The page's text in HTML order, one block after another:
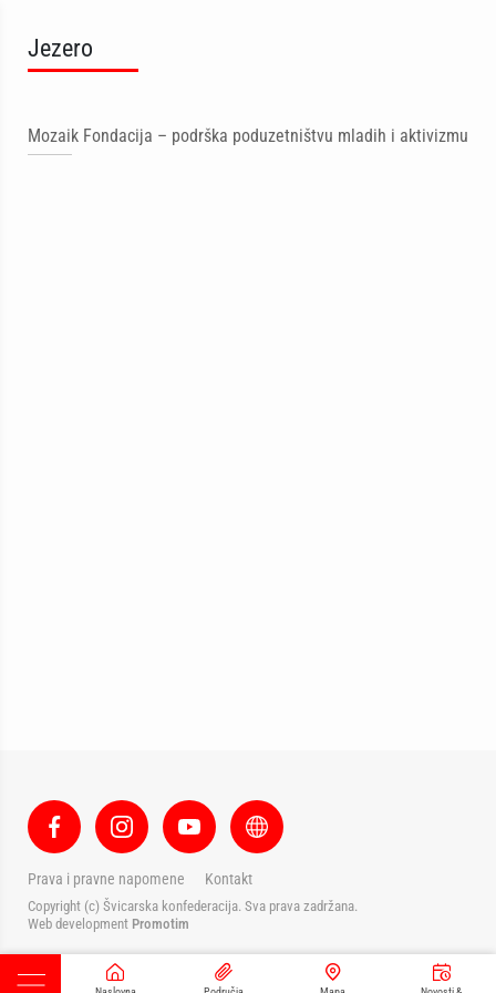
Jezero
Mozaik Fondacija – podrška poduzetništvu mladih i aktivizmu
Prava i pravne napomene Kontakt
Copyright (c) Švicarska konfederacija. Sva prava zadržana.
Web development Promotim